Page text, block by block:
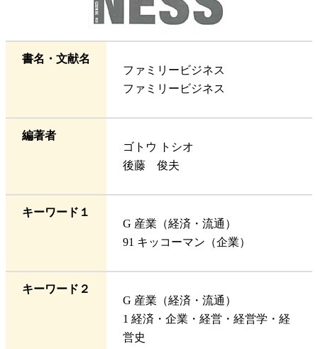
書名・文献名
ファミリービジネス
ファミリービジネス
編著者
ゴトウ トシオ
後藤 俊夫
キーワード１
G 産業（経済・流通）
91 キッコーマン（企業）
キーワード２
G 産業（経済・流通）
1 経済・企業・経営・経営学・経
営史